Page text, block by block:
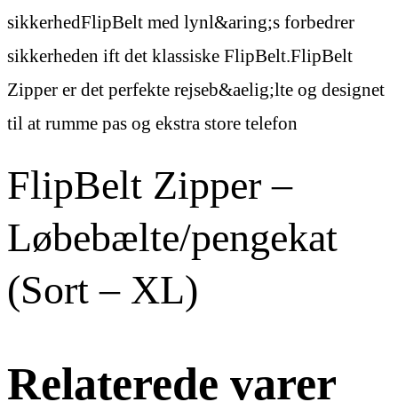
sikkerhedFlipBelt med lynl&aring;s forbedrer
sikkerheden ift det klassiske FlipBelt.FlipBelt
Zipper er det perfekte rejseb&aelig;lte og designet
til at rumme pas og ekstra store telefon
FlipBelt Zipper –
Løbebælte/pengekat
(Sort – XL)
Relaterede varer